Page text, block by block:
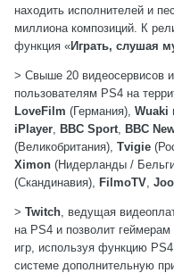
находить исполнителей и
миллиона композиций. К
функция «Играть, слушая
> Свыше 20 видеосервисов
пользователям PS4 на
LoveFilm (Германия), Wuaki
iPlayer
BBC Sport BBC
(Великобритания), Tvigie
Ximon (Нидерланды /
(Скандинавия),
FilmoTV
> Twitch , ведущая
на PS4 и позволит
игр, используя функцию
системе дополнительную